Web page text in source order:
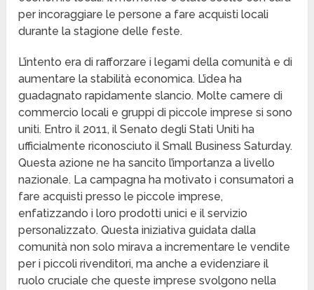
per incoraggiare le persone a fare acquisti locali
durante la stagione delle feste.
L’intento era di rafforzare i legami della comunità e di
aumentare la stabilità economica. L’idea ha
guadagnato rapidamente slancio. Molte camere di
commercio locali e gruppi di piccole imprese si sono
uniti. Entro il 2011, il Senato degli Stati Uniti ha
ufficialmente riconosciuto il Small Business Saturday.
Questa azione ne ha sancito l’importanza a livello
nazionale. La campagna ha motivato i consumatori a
fare acquisti presso le piccole imprese,
enfatizzando i loro prodotti unici e il servizio
personalizzato. Questa iniziativa guidata dalla
comunità non solo mirava a incrementare le vendite
per i piccoli rivenditori, ma anche a evidenziare il
ruolo cruciale che queste imprese svolgono nella